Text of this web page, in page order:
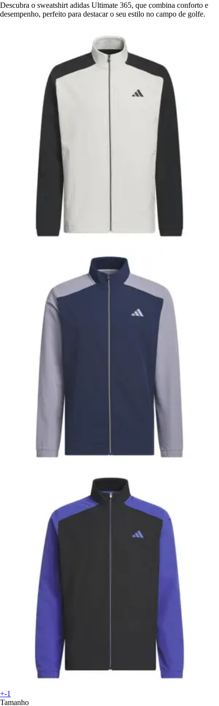
Descubra o sweatshirt adidas Ultimate 365, que combina conforto e
desempenho, perfeito para destacar o seu estilo no campo de golfe.
+-1
Tamanho